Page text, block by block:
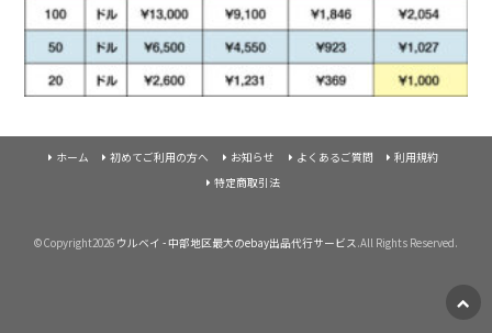
ホーム 初めてご利用の方へ お知らせ よくあるご質問
利用規約
特定商取引法
©Copyright2026 ウルベイ - 中部地区最大のebay出品代行サービス.All Rights Reserved.